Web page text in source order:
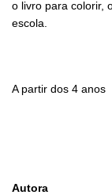
o livro para colorir,
escola.
A partir dos 4 anos
Autora